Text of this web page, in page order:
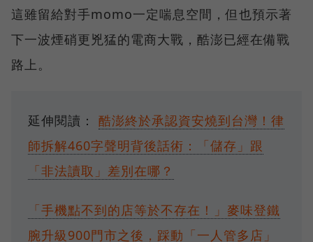
這雖留給對手momo一定喘息空間，但也預示著
下一波煙硝更兇猛的電商大戰，酷澎已經在備戰
路上。
延伸閱讀： 酷澎終於承認資安燒到台灣！律
師拆解460字聲明背後話術：「儲存」跟
「非法讀取」差別在哪？
「手機點不到的店等於不存在！」麥味登鐵
腕升級900門市之後，踩動「一人管多店」